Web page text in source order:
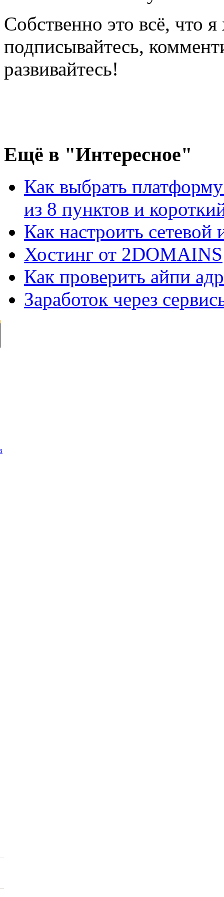
Собственно это всё, что я
подписывайтесь,
развивайтесь!
Ещё в "Интересное"
Как выбрать
из 8 пунктов и
Как настроить
Хостинг от 2DOMAINS
Как проверить айпи
Заработок через